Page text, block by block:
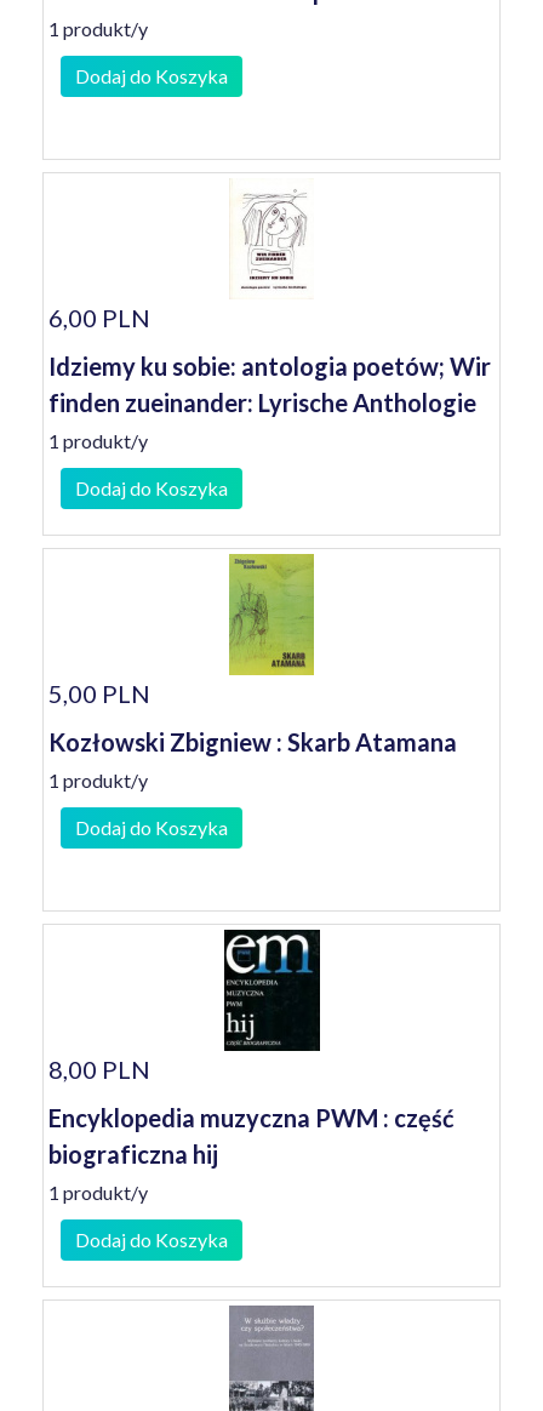
1 produkt/y
Dodaj do Koszyka
6,00 PLN
Idziemy ku sobie: antologia poetów; Wir
finden zueinander: Lyrische Anthologie
1 produkt/y
Dodaj do Koszyka
5,00 PLN
Kozłowski Zbigniew : Skarb Atamana
1 produkt/y
Dodaj do Koszyka
8,00 PLN
Encyklopedia muzyczna PWM : część
biograficzna hij
1 produkt/y
Dodaj do Koszyka